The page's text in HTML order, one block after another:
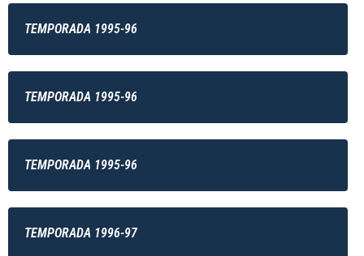
TEMPORADA 1995-96
TEMPORADA 1995-96
TEMPORADA 1995-96
TEMPORADA 1996-97